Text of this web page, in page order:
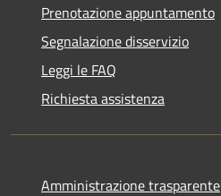
Prenotazione appuntamento
Segnalazione disservizio
Leggi le FAQ
Richiesta assistenza
Amministrazione trasparente